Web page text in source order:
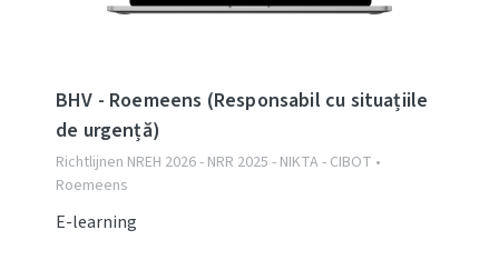
BHV - Roemeens (Responsabil cu situațiile
de urgență)
Richtlijnen NREH 2026 - NRR 2025 - NIKTA - CIBOT •
Roemeens
E-learning